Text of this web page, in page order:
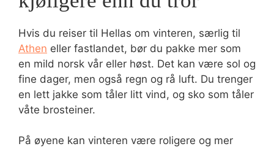
Hvis du reiser til Hellas om vinteren, særlig til
Athen eller fastlandet, bør du pakke mer som
en mild norsk vår eller høst. Det kan være sol og
fine dager, men også regn og rå luft. Du trenger
en lett jakke som tåler litt vind, og sko som tåler
våte brosteiner.
På øyene kan vinteren være roligere og mer